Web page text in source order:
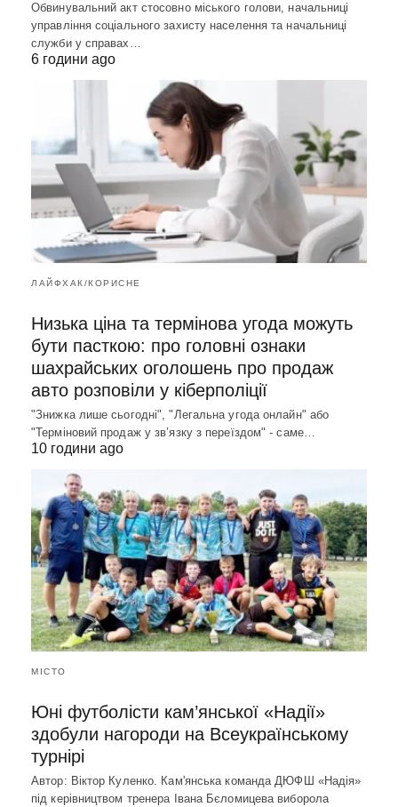
Обвинувальний акт стосовно міського голови, начальниці
управління соціального захисту населення та начальниці
служби у справах…
6 години ago
ЛАЙФХАК/КОРИСНЕ
Низька ціна та термінова угода можуть
бути пасткою: про головні ознаки
шахрайських оголошень про продаж
авто розповіли у кіберполіції
"Знижка лише сьогодні", "Легальна угода онлайн" або
"Терміновий продаж у зв’язку з переїздом" - саме…
10 години ago
МІСТО
Юні футболісти кам’янської «Надії»
здобули нагороди на Всеукраїнському
турнірі
Автор: Віктор Куленко. Кам'янська команда ДЮФШ «Надія»
під керівництвом тренера Івана Бєломицева виборола